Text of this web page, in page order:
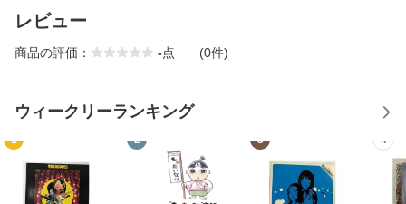
レビュー
商品の評価： -点 (0件)
ウィークリーランキング
1 2 3 4